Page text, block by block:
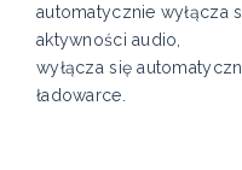
automatycznie wyłącza
aktywności audio,
wyłącza się
ładowarce.